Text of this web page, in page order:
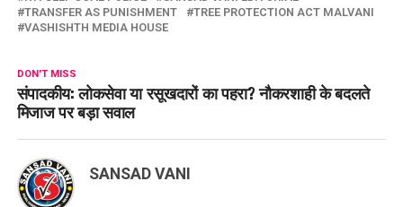
TRANSFER AS PUNISHMENT
TREE PROTECTION ACT MALVANI
VASHISHTH MEDIA HOUSE
DON'T MISS
संपादकीय: लोकसेवा या रसूखदारों का पहरा? नौकरशाही के बदलते
मिजाज पर बड़ा सवाल
SANSAD VANI